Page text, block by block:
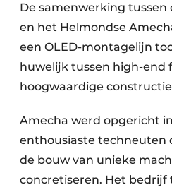
De samenwerking
en het Helmondse
een OLED-montagelijn
huwelijk tussen high-end
hoogwaardige
Amecha werd opgericht
enthousiaste techneuten
de bouw van unieke
concretiseren. Het